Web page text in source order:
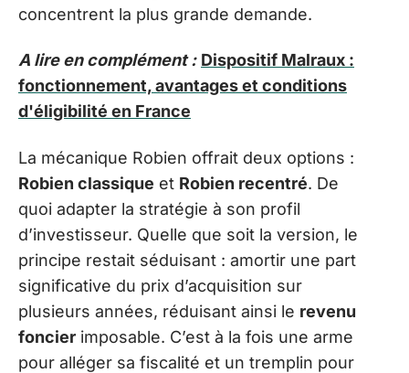
concentrent la plus grande demande.
A lire en complément : Dispositif Malraux :
fonctionnement, avantages et conditions
d'éligibilité en France
La mécanique Robien offrait deux options :
Robien classique et Robien recentré. De
quoi adapter la stratégie à son profil
d’investisseur. Quelle que soit la version, le
principe restait séduisant : amortir une part
significative du prix d’acquisition sur
plusieurs années, réduisant ainsi le revenu
foncier imposable. C’est à la fois une arme
pour alléger sa fiscalité et un tremplin pour